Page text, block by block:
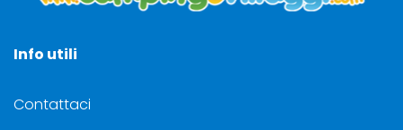
Info utili
Contattaci